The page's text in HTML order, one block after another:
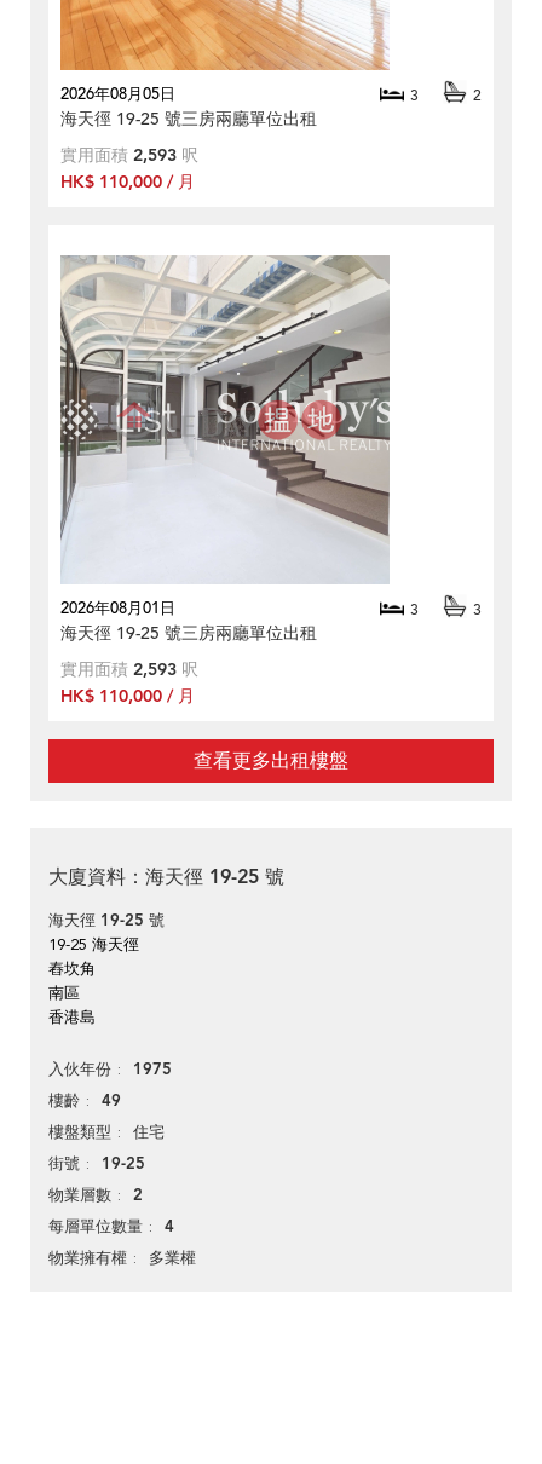
2026年08月05日 3 2
海天徑 19-25 號三房兩廳單位出租
實用面積 2,593 呎
HK$ 110,000 / 月
2026年08月01日 3 3
海天徑 19-25 號三房兩廳單位出租
實用面積 2,593 呎
HK$ 110,000 / 月
查看更多出租樓盤
大廈資料：海天徑 19-25 號
海天徑 19-25 號
19-25 海天徑
舂坎角
南區
香港島
入伙年份 1975
樓齡 49
樓盤類型 住宅
街號 19-25
物業層數 2
每層單位數量 4
物業擁有權 多業權